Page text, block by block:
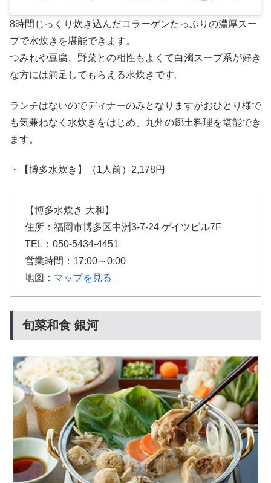
8時間じっくり炊き込んだコラーゲンたっぷりの濃厚スー
プで水炊きを堪能できます。
つみれや豆腐、野菜との相性もよくて白濁スープ系が好き
な方には満足してもらえる水炊きです。
ランチはないのでディナーのみとなりますがおひとり様で
も気兼ねなく水炊きをはじめ、九州の郷土料理を堪能でき
ます。
・【博多水炊き】（1人前）2,178円
【博多水炊き 大和】
住所：福岡市博多区中洲3-7-24 ゲイツビル7F
TEL：050-5434-4451
営業時間：17:00～0:00
地図： マップを見る
旬菜和食 銀河